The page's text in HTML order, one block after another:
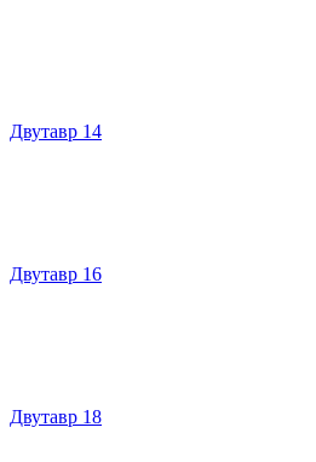
Двутавр 14
Двутавр 16
Двутавр 18